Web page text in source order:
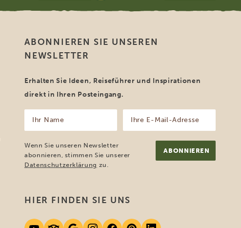
ABONNIEREN SIE UNSEREN
NEWSLETTER
Erhalten Sie Ideen, Reiseführer und Inspirationen
direkt in Ihren Posteingang.
Name
(erforderlich)
Mail-
(erforderlich)
Wenn Sie unseren Newsletter
abonnieren, stimmen Sie unserer
Datenschutzerklärung zu.
HIER FINDEN SIE UNS